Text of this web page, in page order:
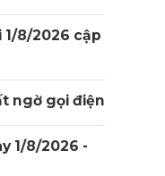
8/2026 cập
ngờ gọi điện
1/8/2026 -